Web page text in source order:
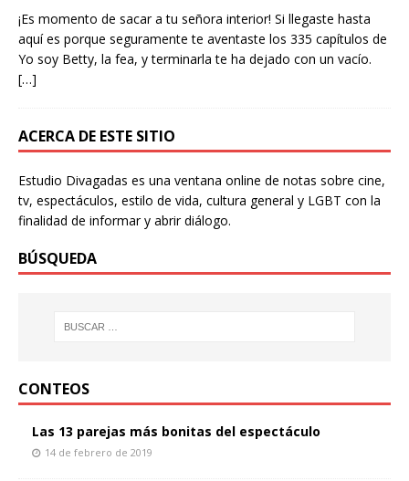
¡Es momento de sacar a tu señora interior! Si llegaste hasta
aquí es porque seguramente te aventaste los 335 capítulos de
Yo soy Betty, la fea, y terminarla te ha dejado con un vacío.
[…]
ACERCA DE ESTE SITIO
Estudio Divagadas es una ventana online de notas sobre cine,
tv, espectáculos, estilo de vida, cultura general y LGBT con la
finalidad de informar y abrir diálogo.
BÚSQUEDA
CONTEOS
Las 13 parejas más bonitas del espectáculo
14 de febrero de 2019